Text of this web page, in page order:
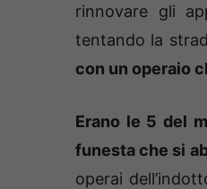
rinnovare gli
tentando la
con un operaio
Erano le 5 del
funesta che si
operai